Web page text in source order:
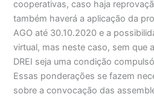
cooperativas, caso haja
também haverá a aplicação da
AGO até 30.10.2020 e a
virtual, mas neste caso, sem que
DREI seja uma condição
Essas ponderações se fazem
sobre a convocação das